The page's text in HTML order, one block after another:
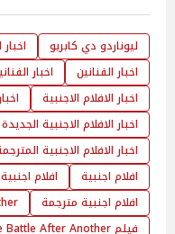
ليوناردو دي كابريو
اخبار الفنانين
اخبار
اخبار الافلام الاجنبية
اخبار الافلام الاجنبية
اخبار الافلام الاجنبية
افلام اجنبية
افلام
افلام اجنبية مترجمة
فيلم One Battle After Another